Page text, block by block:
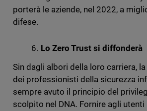
porterà le aziende, nel 2022, a
difese.
Lo Zero Trust si diffonderà
Sin dagli albori della loro carriera,
dei professionisti della sicurezza
sempre avuto il principio del
scolpito nel DNA. Fornire agli